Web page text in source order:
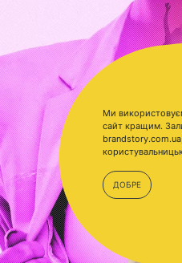
Ми
сайт кращим.
ДОБРЕ